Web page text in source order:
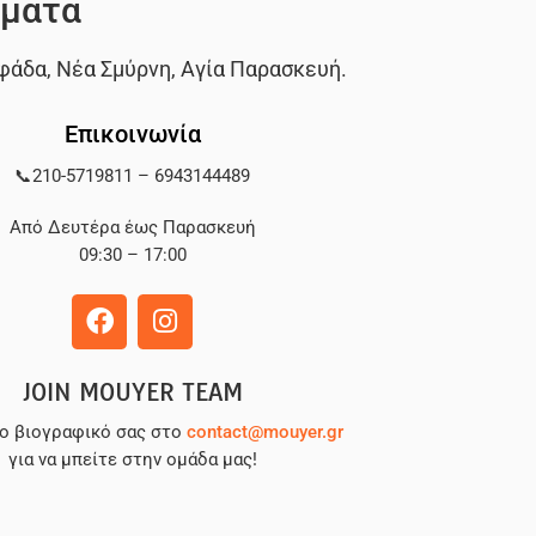
, Νέα Σμύρνη, Αγία Παρασκευή.
Επικοινωνία
📞210-5719811 – 6943144489
Από Δευτέρα έως Παρασκευή
09:30 – 17:00
JOIN MOUYER TEAM
βιογραφικό σας στο contact@mouyer.gr
για να μπείτε στην ομάδα μας!